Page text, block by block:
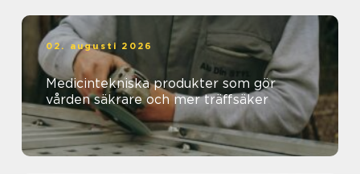
02. augusti 2026
Medicintekniska produkter som gör
vården säkrare och mer träffsäker